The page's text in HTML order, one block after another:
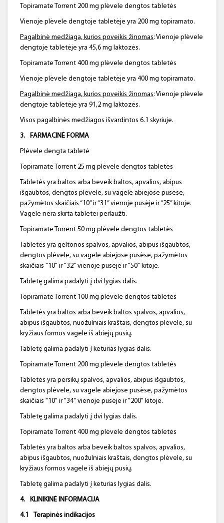
Topiramate Torrent 200 mg plėvele dengtos tabletės
Vienoje plėvele dengtoje tabletėje yra 200 mg topiramato.
Pagalbinė medžiaga, kurios poveikis žinomas: Vienoje plėvele
dengtoje tabletėje yra 45,6 mg laktozės.
Topiramate Torrent 400 mg plėvele dengtos tabletės
Vienoje plėvele dengtoje tabletėje yra 400 mg topiramato.
Pagalbinė medžiaga, kurios poveikis žinomas: Vienoje plėvele
dengtoje tabletėje yra 91,2 mg laktozės.
Visos pagalbinės medžiagos išvardintos 6.1 skyriuje.
3. FARMACINĖ FORMA
Plėvele dengta tabletė
Topiramate Torrent 25 mg plėvele dengtos tabletės
Tabletės yra baltos arba beveik baltos, apvalios, abipus
išgaubtos, dengtos plėvele, su vagele abiejose pusėse,
pažymėtos skaičiais “10” ir “31” vienoje pusėje ir “25” kitoje.
Vagelė nėra skirta tabletei perlaužti.
Topiramate Torrent 50 mg plėvele dengtos tabletės
Tabletės yra geltonos spalvos, apvalios, abipus išgaubtos,
dengtos plėvele, su vagele abiejose pusėse, pažymėtos
skaičiais "10" ir "32" vienoje pusėje ir "50" kitoje.
Tabletę galima padalyti į dvi lygias dalis.
Topiramate Torrent 100 mg plėvele dengtos tabletės
Tabletės yra baltos arba beveik baltos spalvos, apvalios,
abipus išgaubtos, nuožulniais kraštais, dengtos plėvele, su
kryžiaus formos vagele iš abiejų pusių.
Tabletę galima padalyti į keturias lygias dalis.
Topiramate Torrent 200 mg plėvele dengtos tabletės
Tabletės yra persikų spalvos, apvalios, abipus išgaubtos,
dengtos plėvele, su vagele abiejose pusėse, pažymėtos
skaičiais "10" ir "34" vienoje pusėje ir "200" kitoje.
Tabletę galima padalyti į dvi lygias dalis.
Topiramate Torrent 400 mg plėvele dengtos tabletės
Tabletės yra baltos arba beveik baltos spalvos, apvalios,
abipus išgaubtos, nuožulniais kraštais, dengtos plėvele, su
kryžiaus formos vagele iš abiejų pusių.
Tabletę galima padalyti į keturias lygias dalis.
4. KLINIKINĖ INFORMACIJA
4.1 Terapinės indikacijos